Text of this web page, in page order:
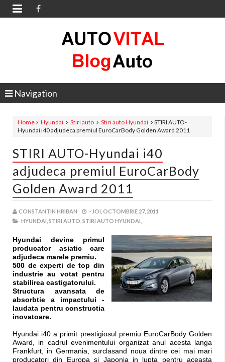

Navigation
Home Hyundai Stiri auto Stiri auto Hyundai
STIRI AUTO-
Hyundai i40 adjudeca premiul EuroCarBody Golden Award 2011
STIRI AUTO-Hyundai i40
adjudeca premiul EuroCarBody
Golden Award 2011
CONSTANTIN HRIBAN - JOI, OCTOMBRIE 27, 2011
HYUNDAI, STIRI AUTO, STIRI AUTO HYUNDAI,
Hyundai devine primul
producator asiatic care
adjudeca marele premiu.
500 de experti de top din
industrie au votat pentru
stabilirea castigatorului.
Structura avansata de
absorbtie a impactului -
laudata pentru constructia
inovatoare.
Hyundai i40 a primit prestigiosul premiu EuroCarBody Golden
Award, in cadrul evenimentului organizat anul acesta langa
Frankfurt, in Germania, surclasand noua dintre cei mai mari
producatori din Europa si Japonia in lupta pentru aceasta